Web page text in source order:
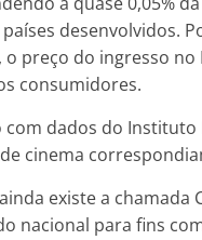
países desenvolvidos.
preço do ingresso no
consumidores.
com dados do
cinema
existe a chamada
nacional para fins